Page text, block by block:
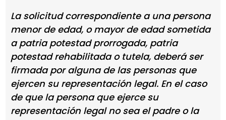
La solicitud correspondiente a una persona
menor de edad, o mayor de edad sometida
a patria potestad prorrogada, patria
potestad rehabilitada o tutela, deberá ser
firmada por alguna de las personas que
ejercen su representación legal. En el caso
de que la persona que ejerce su
representación legal no sea el padre o la